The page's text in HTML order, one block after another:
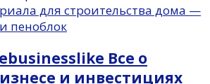
для строительства дома —
пеноблок
businesslike Все о
и инвестициях